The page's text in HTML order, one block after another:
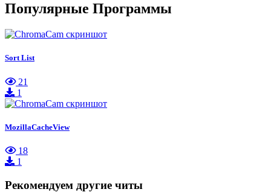
Популярные Программы
Sort List
21
1
MozillaCacheView
18
1
Рекомендуем другие читы